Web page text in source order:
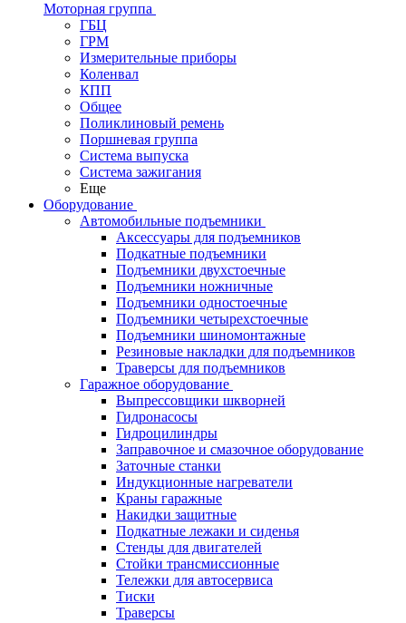
Моторная группа
ГБЦ
ГРМ
Измерительные приборы
Коленвал
КПП
Общее
Поликлиновый ремень
Поршневая группа
Система выпуска
Система зажигания
Еще
Оборудование
Автомобильные подъемники
Аксессуары для подъемников
Подкатные подъемники
Подъемники двухстоечные
Подъемники ножничные
Подъемники одностоечные
Подъемники четырехстоечные
Подъемники шиномонтажные
Резиновые накладки для подъемников
Траверсы для подъемников
Гаражное оборудование
Выпрессовщики шкворней
Гидронасосы
Гидроцилиндры
Заправочное и смазочное оборудование
Заточные станки
Индукционные нагреватели
Краны гаражные
Накидки защитные
Подкатные лежаки и сиденья
Стенды для двигателей
Стойки трансмиссионные
Тележки для автосервиса
Тиски
Траверсы